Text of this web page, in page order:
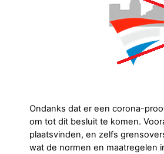
Ondanks dat er een corona-
om tot dit besluit te komen.
plaatsvinden, en zelfs
wat de normen en maatregelen